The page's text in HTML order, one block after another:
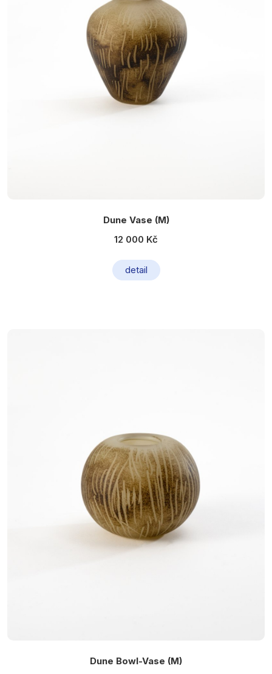
Dune Vase (M)
12 000 Kč
detail
Dune Bowl-Vase (M)